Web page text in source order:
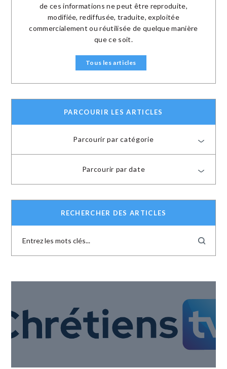
de ces informations ne peut être reproduite,
modifiée, rediffusée, traduite, exploitée
commercialement ou réutilisée de quelque manière
que ce soit.
Tous les articles
PARCOURIR LES ARTICLES
Parcourir par catégorie
Parcourir par date
RECHERCHER DES ARTICLES